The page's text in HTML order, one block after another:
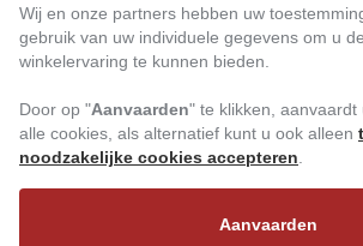
BEZOEK ONS
Wij en onze partners hebben uw
gebruik van uw individuele gegevens om u
winkelervaring te kunnen bieden.
Door op "Aanvaarden" te klikken,
alle cookies, als alternatief kunt u ook alleen
noodzakelijke cookies accepteren
Aanvaarden